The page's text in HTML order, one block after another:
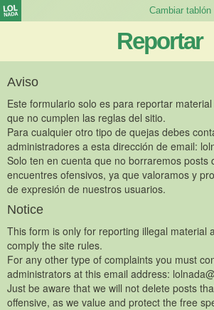
Reportar
Aviso
Este formulario solo es para reportar
que no cumplen las reglas del sitio.
Para cualquier otro tipo de quejas debes
administradores a esta dirección de email:
Solo ten en cuenta que no borraremos posts
encuentres ofensivos, ya que valoramos y
de expresión de nuestros usuarios.
Notice
This form is only for reporting illegal material
comply the site rules.
For any other type of complaints you must
administrators at this email address:
Just be aware that we will not delete posts
offensive, as we value and protect the free